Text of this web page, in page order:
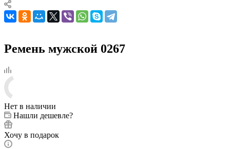
Ремень мужской 0267
Нет в наличии
Нашли дешевле?
Хочу в подарок